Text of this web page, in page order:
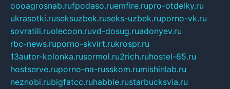
oooagrosnab.rufpodaso.ruemfire.rupro-otdelky.ru
ukrasotki.ruseksuzbek.ruseks-uzbek.ruporno-vk.ru
sovratili.ruolecoon.ruvd-dosug.ruadonyev.ru
rbc-news.ruporno-skvirt.rukrospr.ru
13autor-kolonka.rusormol.ru2rich.ruhostel-65.ru
hostserve.ruporno-na-russkom.rumishinlab.ru
neznobi.rubigfatcc.ruhabble.rustarbucksvia.ru